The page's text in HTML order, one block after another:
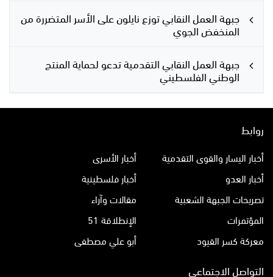
جبهة العمل النقابي توزع نايلون على الأسر المتضررة من
المنخفض الجوي
جبهة العمل النقابي التقدمية تدعو لحماية المنتج
الوطني الفلسطيني
روابط
أخبار اليسار والقوى التقدمية
أخبار الأسرى
أخبار العدو
أخبار فلسطينية
تصريحات الجبهة الشعبية
مقالات وآراء
المؤتمرات
الإنطلاقة 51
معركة كسر القيود
أبو علي مصطفى
التواصل الاجتماعي